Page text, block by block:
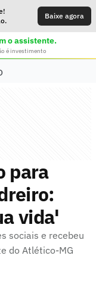
Baixe agora
o assistente.
é investimento
para
vida'
sociais e recebeu
do Atlético-MG